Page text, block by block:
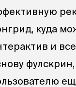
куда
и